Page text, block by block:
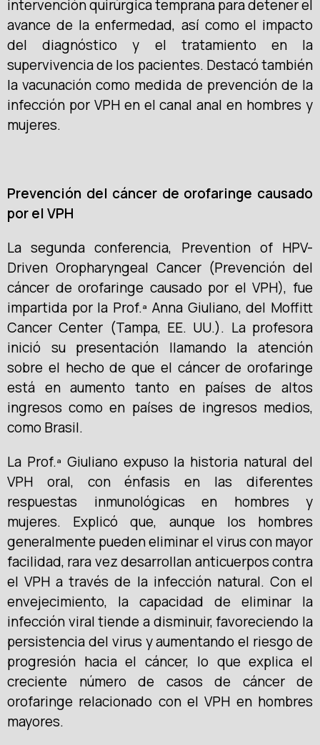
intervención quirúrgica temprana para detener el
avance de la enfermedad, así como el impacto
del diagnóstico y el tratamiento en la
supervivencia de los pacientes. Destacó también
la vacunación como medida de prevención de la
infección por VPH en el canal anal en hombres y
mujeres.
Prevención del cáncer de orofaringe causado
por el VPH
La segunda conferencia, Prevention of HPV-
Driven Oropharyngeal Cancer (Prevención del
cáncer de orofaringe causado por el VPH), fue
impartida por la Prof.ª Anna Giuliano, del Moffitt
Cancer Center (Tampa, EE. UU.). La profesora
inició su presentación llamando la atención
sobre el hecho de que el cáncer de orofaringe
está en aumento tanto en países de altos
ingresos como en países de ingresos medios,
como Brasil.
La Prof.ª Giuliano expuso la historia natural del
VPH oral, con énfasis en las diferentes
respuestas inmunológicas en hombres y
mujeres. Explicó que, aunque los hombres
generalmente pueden eliminar el virus con mayor
facilidad, rara vez desarrollan anticuerpos contra
el VPH a través de la infección natural. Con el
envejecimiento, la capacidad de eliminar la
infección viral tiende a disminuir, favoreciendo la
persistencia del virus y aumentando el riesgo de
progresión hacia el cáncer, lo que explica el
creciente número de casos de cáncer de
orofaringe relacionado con el VPH en hombres
mayores.